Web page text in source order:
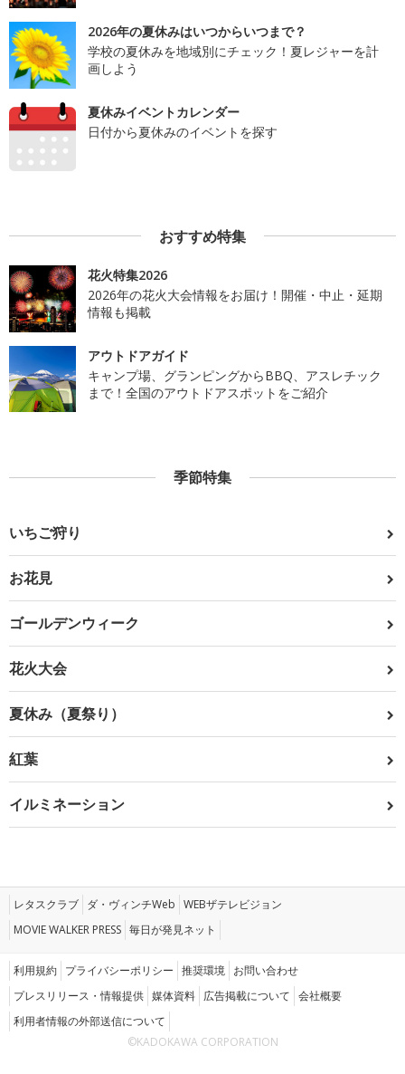
2026年の夏休みはいつからいつまで？
学校の夏休みを地域別にチェック！夏レジャーを計
画しよう
夏休みイベントカレンダー
日付から夏休みのイベントを探す
おすすめ特集
花火特集2026
2026年の花火大会情報をお届け！開催・中止・延期
情報も掲載
アウトドアガイド
キャンプ場、グランピングからBBQ、アスレチック
まで！全国のアウトドアスポットをご紹介
季節特集
いちご狩り
お花見
ゴールデンウィーク
花火大会
夏休み（夏祭り）
紅葉
イルミネーション
レタスクラブ ダ・ヴィンチWeb WEBザテレビジョン
MOVIE WALKER PRESS 毎日が発見ネット
利用規約 プライバシーポリシー 推奨環境 お問い合わせ
プレスリリース・情報提供 媒体資料 広告掲載について 会社概要
利用者情報の外部送信について
©KADOKAWA CORPORATION